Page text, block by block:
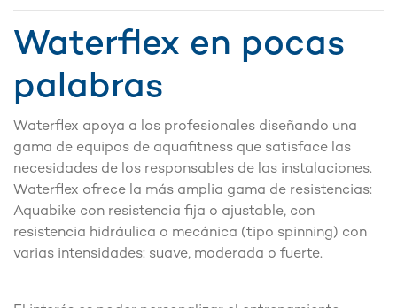
Waterflex en pocas
palabras
Waterflex apoya a los profesionales diseñando una
gama de equipos de aquafitness que satisface las
necesidades de los responsables de las instalaciones.
Waterflex ofrece la más amplia gama de resistencias:
Aquabike con resistencia fija o ajustable, con
resistencia hidráulica o mecánica (tipo spinning) con
varias intensidades: suave, moderada o fuerte.